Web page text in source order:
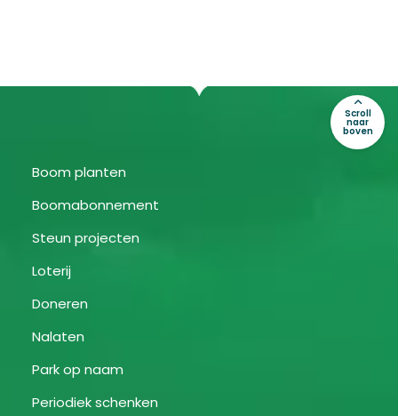
Boom planten
Boomabonnement
Steun projecten
Loterij
Doneren
Nalaten
Park op naam
Periodiek schenken
Scroll
naar
boven